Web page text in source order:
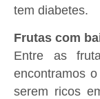
tem diabetes.
Frutas com
Entre as
encontramos
serem ricos